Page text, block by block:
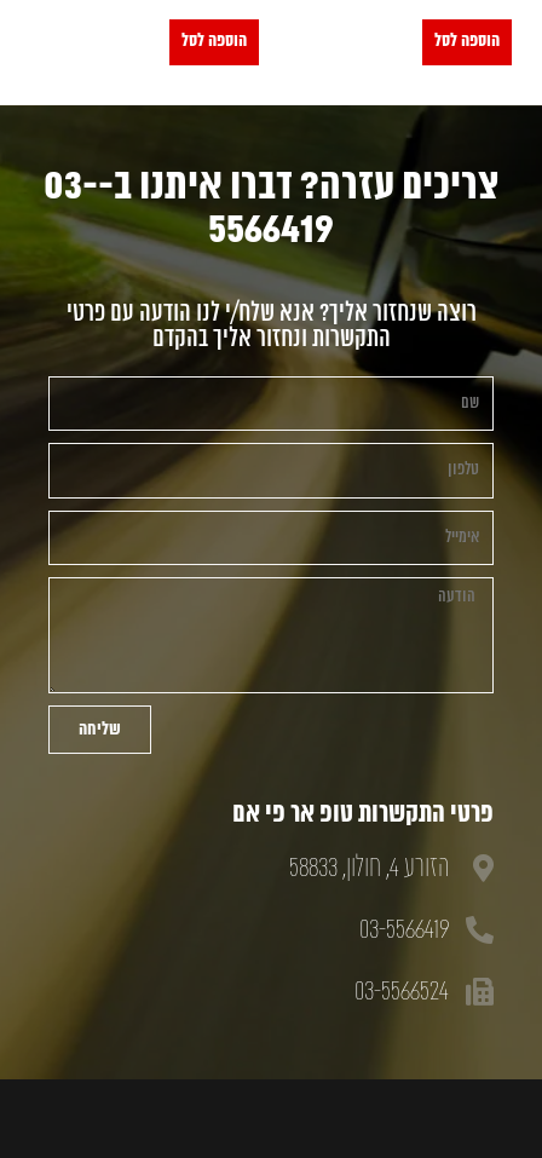
הוספה לסל הוספה לסל
צריכים עזרה? דברו איתנו ב-03-
5566419
רוצה שנחזור אליך? אנא שלח/י לנו הודעה עם פרטי
התקשרות ונחזור אליך בהקדם
שליחה
פרטי התקשרות טופ אר פי אם
הזורע 4, חולון, 58833
03-5566419
03-5566524